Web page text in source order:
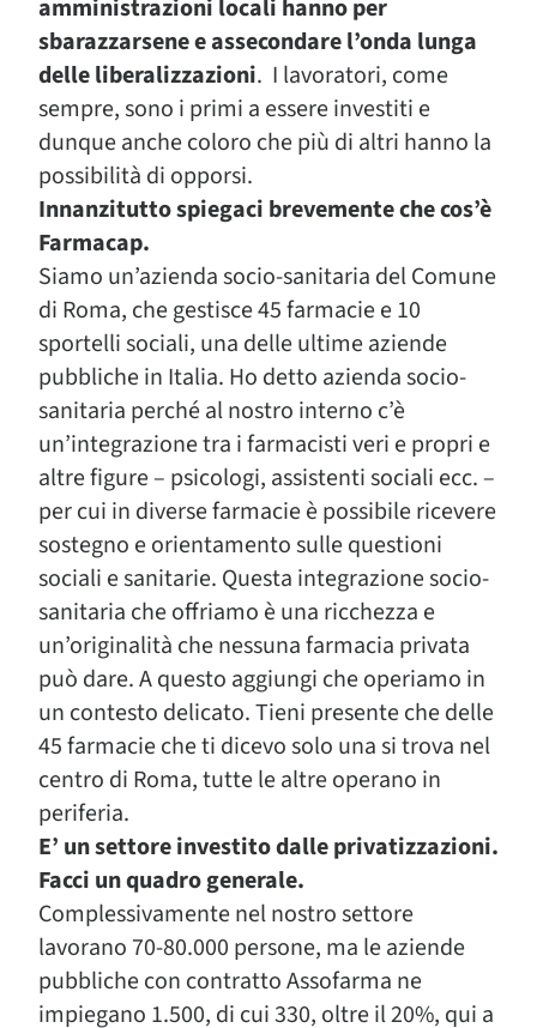
amministrazioni locali hanno per
sbarazzarsene e assecondare l’onda lunga
delle liberalizzazioni. I lavoratori, come
sempre, sono i primi a essere investiti e
dunque anche coloro che più di altri hanno la
possibilità di opporsi.
Innanzitutto spiegaci brevemente che cos’è
Farmacap.
Siamo un’azienda socio-sanitaria del Comune
di Roma, che gestisce 45 farmacie e 10
sportelli sociali, una delle ultime aziende
pubbliche in Italia. Ho detto azienda socio-
sanitaria perché al nostro interno c’è
un’integrazione tra i farmacisti veri e propri e
altre figure – psicologi, assistenti sociali ecc. –
per cui in diverse farmacie è possibile ricevere
sostegno e orientamento sulle questioni
sociali e sanitarie. Questa integrazione socio-
sanitaria che offriamo è una ricchezza e
un’originalità che nessuna farmacia privata
può dare. A questo aggiungi che operiamo in
un contesto delicato. Tieni presente che delle
45 farmacie che ti dicevo solo una si trova nel
centro di Roma, tutte le altre operano in
periferia.
E’ un settore investito dalle privatizzazioni.
Facci un quadro generale.
Complessivamente nel nostro settore
lavorano 70-80.000 persone, ma le aziende
pubbliche con contratto Assofarma ne
impiegano 1.500, di cui 330, oltre il 20%, qui a